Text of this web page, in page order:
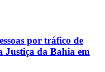
por tráfico de
Justiça da Bahia em